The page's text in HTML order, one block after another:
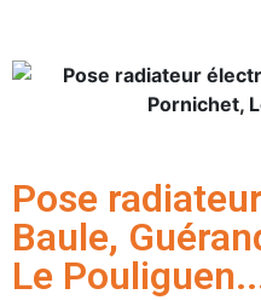
Pose
Baule,
Le